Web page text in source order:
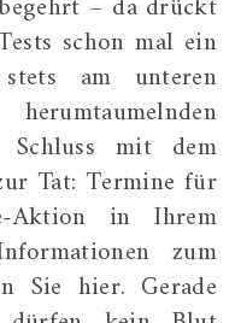
schon mal ein
am unteren
mit dem
Tat: Termine für
Aktion in Ihrem
zum
Sie hier. Gerade